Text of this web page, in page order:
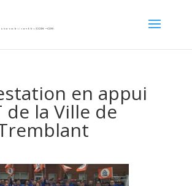
en appui
de la Ville de